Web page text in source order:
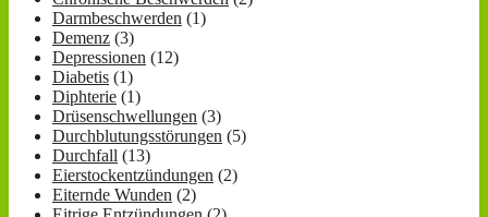
Darmbeschwerden (1)
Demenz (3)
Depressionen (12)
Diabetis (1)
Diphterie (1)
Drüsenschwellungen (3)
Durchblutungsstörungen (5)
Durchfall (13)
Eierstockentzündungen (2)
Eiternde Wunden (2)